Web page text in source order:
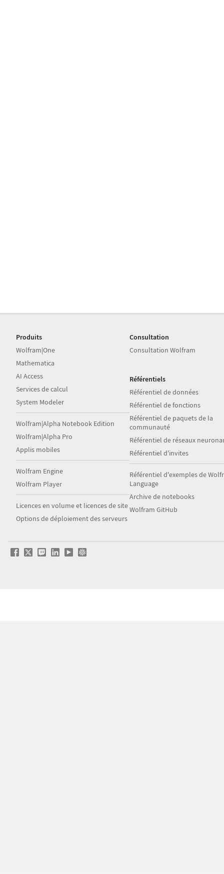
Produits
Wolfram|One
Mathematica
AI Access
Services de calcul
System Modeler
Wolfram|Alpha Notebook Edition
Wolfram|Alpha Pro
Applis mobiles
Wolfram Engine
Wolfram Player
Licences en volume et licences de site
Options de déploiement des serveurs
Consultation
Consultation Wolfram
Référentiels
Référentiel de données
Référentiel de fonctions
Référentiel de paquets de la
communauté
Référentiel de réseaux
Référentiel d'invites
Référentiel d'exemples de
Language
Archive de notebooks
Wolfram GitHub